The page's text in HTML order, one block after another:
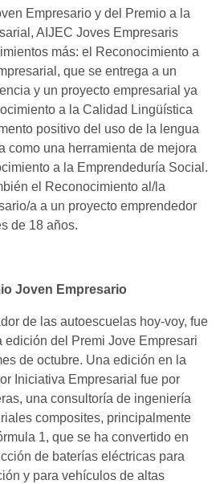
Empresario y del Premio a la
AIJEC Joves Empresaris
más: el Reconocimiento a
que se entrega a un
y un proyecto empresarial ya
a la Calidad Lingüística
positivo del uso de la lengua
como una herramienta de mejora
a la Emprendeduría Social.
el Reconocimiento al/la
a a un proyecto emprendedor
de 18 años.
Joven Empresario
de las autoescuelas hoy-voy, fue
edición del Premi Jove Empresari
de octubre. Una edición en la
Iniciativa Empresarial fue por
una consultoría de ingeniería
composites, principalmente
1, que se ha convertido en
de baterías eléctricas para
y para vehículos de altas